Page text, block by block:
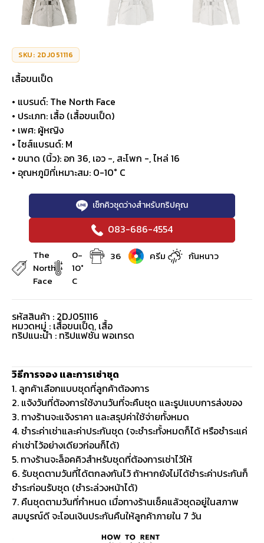
SKU: 2DJ051116
เสื้อขนเป็ด
• แบรนด์: The North Face
• ประเภท: เสื้อ (เสื้อขนเป็ด)
• เพศ: ผู้หญิง
• ไซส์แบรนด์: M
• ขนาด (นิ้ว): อก 36, เอว -, สะโพก -, ไหล่ 16
• อุณหภูมิที่เหมาะสม: 0-10° C
เช็กคิวชุดว่างสำหรับทริปคุณ
083-686-4554
The
North
Face
0-
10°
C
36 ครีม กันหนาว
รหัสสินค้า : 2DJ051116
หมวดหมู่ : เสื้อขนเป็ด, เสื้อ
ทริปแนะนำ : ทริปแฟชั่น พอเทรด
วิธีการจอง และการเช่าชุด
1. ลูกค้าเลือกแบบชุดที่ลูกค้าต้องการ
2. แจ้งวันที่ต้องการใช้งานวันที่จะคืนชุด และรูปแบบการส่งของ
3. ทางร้านจะแจ้งราคา และสรุปค่าใช้จ่ายทั้งหมด
4. ชำระค่าเช่าและค่าประกันชุด (จะชำระทั้งหมดก็ได้ หรือชำระแค่
ค่าเช่าไว้อย่างเดียวก่อนก็ได้)
5. ทางร้านจะล็อคคิวสำหรับชุดที่ต้องการเช่าไว้ให้
6. รับชุดตามวันที่ได้ตกลงกันไว้ ถ้าหากยังไม่ได้ชำระค่าประกันก็
ชำระก่อนรับชุด (ชำระล่วงหน้าได้)
7. คืนชุดตามวันที่กำหนด เมื่อทางร้านเช็คแล้วชุดอยู่ในสภาพ
สมบูรณ์ดี จะโอนเงินประกันคืนให้ลูกค้าภายใน 7 วัน